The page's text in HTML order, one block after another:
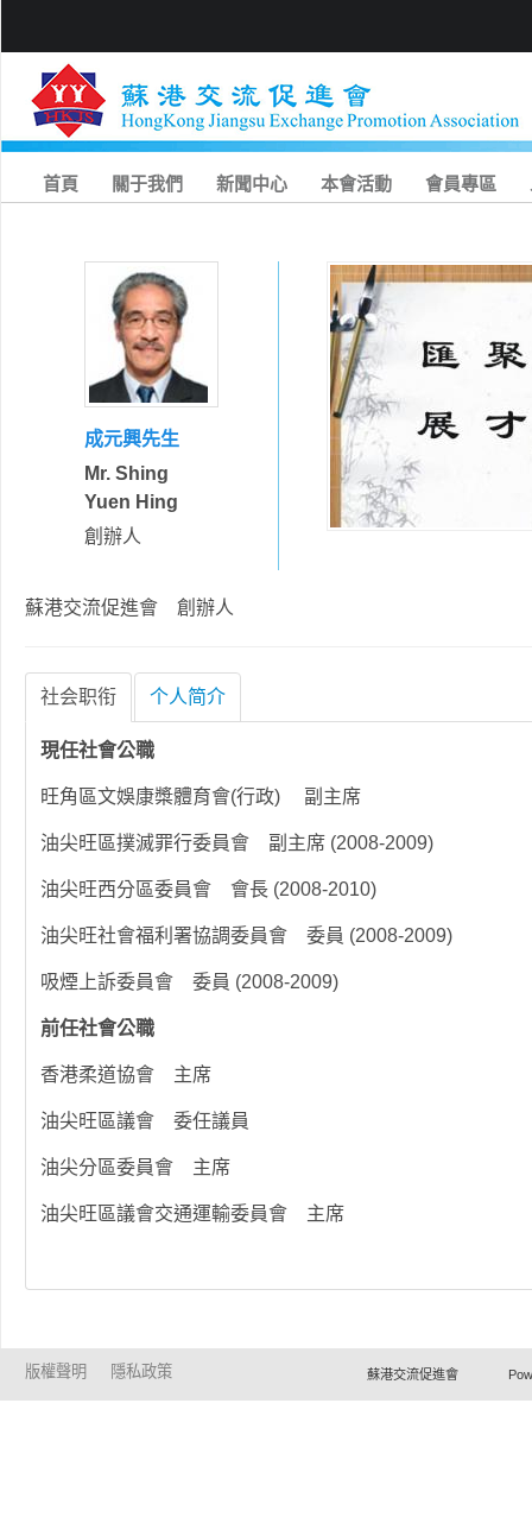
首頁 關于我們 新聞中心 本會活動 會員專區
成元興先生
Mr. Shing
Yuen Hing
創辦人
蘇港交流促進會 創辦人
社会职衔 个人简介
現任社會公職
旺角區文娛康槳體育會(行政) 副主席
油尖旺區撲滅罪行委員會 副主席 (2008-2009)
油尖旺西分區委員會 會長 (2008-2010)
油尖旺社會福利署協調委員會 委員 (2008-2009)
吸煙上訴委員會 委員 (2008-2009)
前任社會公職
香港柔道協會 主席
油尖旺區議會 委任議員
油尖分區委員會 主席
油尖旺區議會交通運輸委員會 主席
版權聲明 隱私政策 蘇港交流促進會